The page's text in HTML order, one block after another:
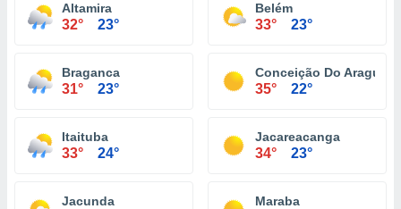
Altamira
32° 23°
Belém
33° 23°
Braganca
31° 23°
Conceição Do Araguaia
35° 22°
Itaituba
33° 24°
Jacareacanga
34° 23°
Jacunda Maraba